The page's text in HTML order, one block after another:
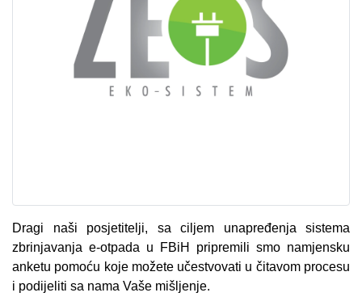
Dragi naši posjetitelji, sa ciljem unapređenja sistema
zbrinjavanja e-otpada u FBiH pripremili smo namjensku
anketu pomoću koje možete učestvovati u čitavom procesu
i podijeliti sa nama Vaše mišljenje.